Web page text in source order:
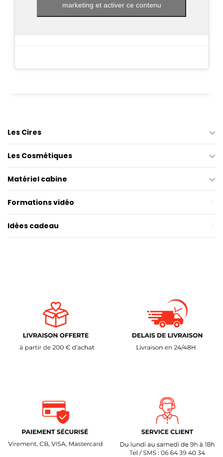
marketing et activer ce contenu
Les Cires
Les Cosmétiques
Matériel cabine
Formations vidéo
Idées cadeau